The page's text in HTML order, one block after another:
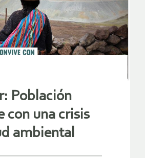
Población
con una crisis
ambiental